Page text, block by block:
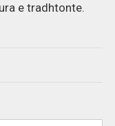
e tradhtonte.